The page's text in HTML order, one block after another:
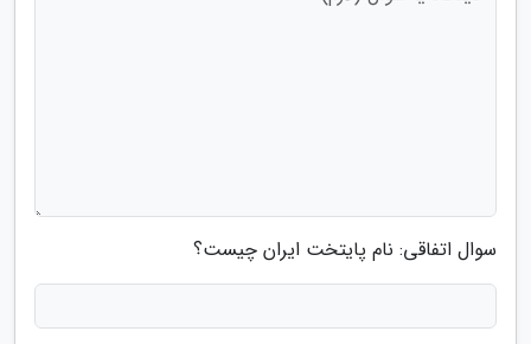
سوال اتفاقی: نام پایتخت ایران چیست؟